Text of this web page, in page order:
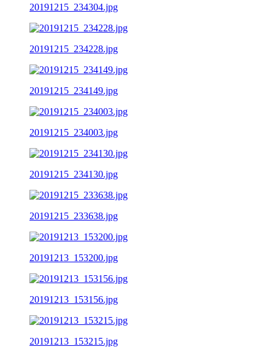
20191215_234304.jpg
20191215_234228.jpg
20191215_234149.jpg
20191215_234003.jpg
20191215_234130.jpg
20191215_233638.jpg
20191213_153200.jpg
20191213_153156.jpg
20191213_153215.jpg